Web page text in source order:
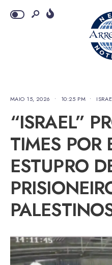
MAIO 15, 2026 • 10:25 PM •
“ISRAEL”
TIMES POR
ESTUPRO